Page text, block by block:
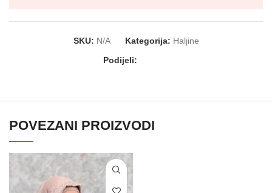
SKU: N/A Kategorija: Haljine
Podijeli:
POVEZANI PROIZVODI